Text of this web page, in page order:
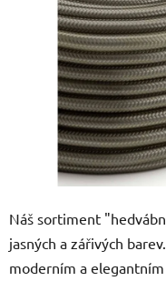
Náš sortiment
jasných a zářivých
moderním a
hvězdiček.